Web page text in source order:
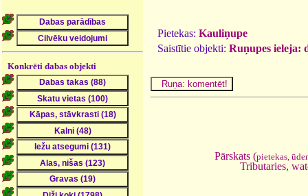
Konkrēti dabas objekti
Pietekas: Kauliņupe
Saistītie objekti: Ruņupes ieleja:
Pārskats (pietekas,
Tributaries,